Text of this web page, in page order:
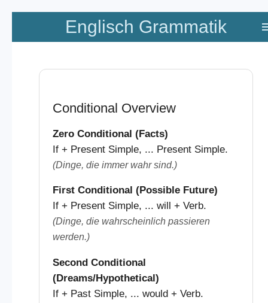
Zum
springen
Englisch Grammatik
Conditional Overview
Zero Conditional (Facts)
If + Present Simple, ... Present Simple.
(Dinge, die immer wahr sind.)
First Conditional (Possible Future)
If + Present Simple, ... will + Verb.
(Dinge, die wahrscheinlich passieren
werden.)
Second Conditional
(Dreams/Hypothetical)
If + Past Simple, ... would + Verb.